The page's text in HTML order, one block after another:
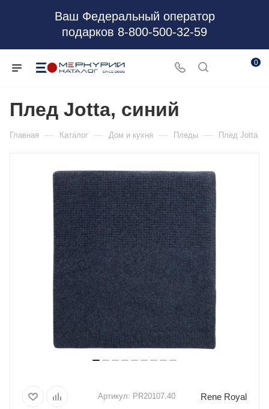
Ваш Федеральный оператор
подарков 8-800-500-32-59
0
Плед Jotta, синий
Главная — Каталог — Дом и кухня — Пледы — Плед Jotta
Артикул: PR20107.40 Rene Royal